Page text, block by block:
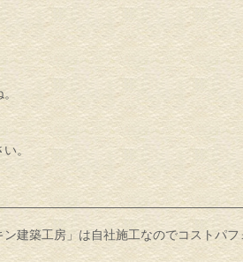
。
建築工房」は自社施工なのでコストパフ